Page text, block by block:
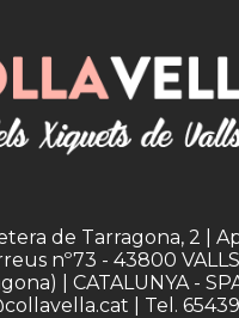
de Tarragona, 2 |
nº73 - 43800 VALLS
| CATALUNYA -
| Tel.